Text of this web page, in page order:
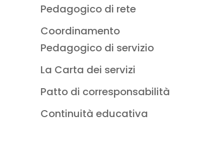
Pedagogico di rete
Coordinamento
Pedagogico di servizio
La Carta dei servizi
Patto di corresponsabilità
Continuità educativa